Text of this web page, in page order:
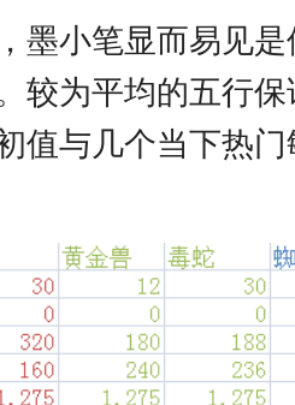
小笔显而易见是
较为平均的五行
值与几个当下热